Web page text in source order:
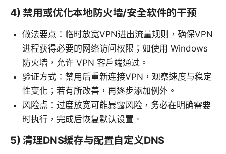
4) 禁用或优化本地防火墙/安全软件的干预
做法要点：临时放宽VPN进出流量规则，确保VPN
进程获得必要的网络访问权限；如使用 Windows
防火墙，允许 VPN 客户端通过。
验证方式：禁用后重新连接VPN，观察速度与稳定
性变化；若有所改善，再逐步添加例外。
风险点：过度放宽可能暴露风险，务必在明确需要
时执行，完成后恢复默认设置。
5) 清理DNS缓存与配置自定义DNS